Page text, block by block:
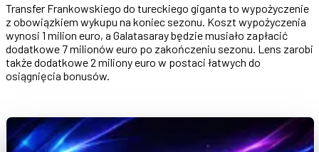
Transfer Frankowskiego do tureckiego giganta to wypożyczenie
z obowiązkiem wykupu na koniec sezonu. Koszt wypożyczenia
wynosi 1 milion euro, a Galatasaray będzie musiało zapłacić
dodatkowe 7 milionów euro po zakończeniu sezonu. Lens zarobi
także dodatkowe 2 miliony euro w postaci łatwych do
osiągnięcia bonusów.